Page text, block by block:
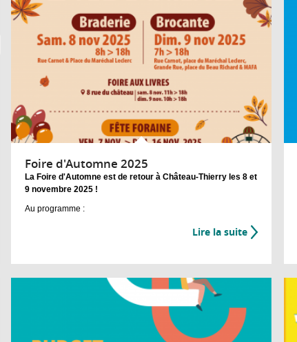
Foire d'Automne 2025
La Foire d'Automne est de retour à Château-Thierry les 8 et
9 novembre 2025 !
Au programme :
Lire la suite